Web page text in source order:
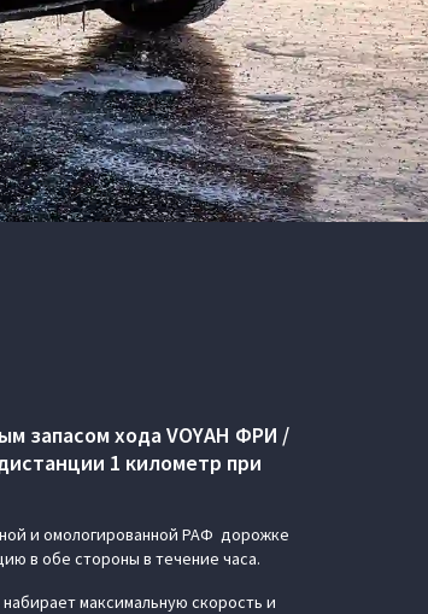
запасом хода VOYAH ФРИ /
1 километр при
и омологированной РАФ дорожке
в обе стороны в течение часа.
максимальную скорость и